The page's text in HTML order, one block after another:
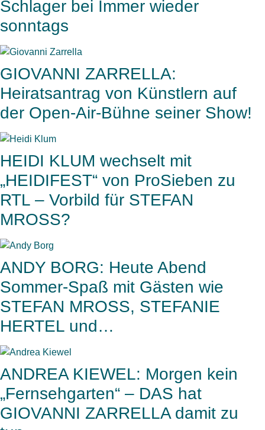
Schlager bei Immer wieder
sonntags
GIOVANNI ZARRELLA:
Heiratsantrag von Künstlern auf
der Open-Air-Bühne seiner Show!
HEIDI KLUM wechselt mit
„HEIDIFEST“ von ProSieben zu
RTL – Vorbild für STEFAN
MROSS?
ANDY BORG: Heute Abend
Sommer-Spaß mit Gästen wie
STEFAN MROSS, STEFANIE
HERTEL und…
ANDREA KIEWEL: Morgen kein
„Fernsehgarten“ – DAS hat
GIOVANNI ZARRELLA damit zu